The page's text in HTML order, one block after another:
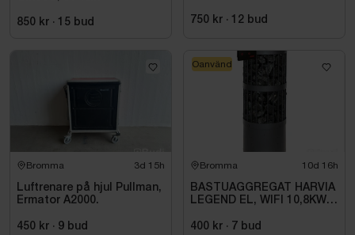
850 kr · 15 bud 750 kr · 12 bud
Bromma 3d 15h
Luftrenare på hjul Pullman,
Ermator A2000.
450 kr · 9 bud
Bromma 10d 16h
BASTUAGGREGAT HARVIA
LEGEND EL, WIFI 10,8KW
400 kr · 7 bud
Oanvänd